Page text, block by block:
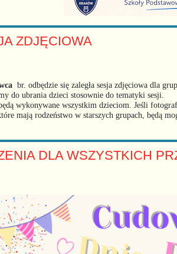
ZDJĘCIOWA
br. odbędzie się zaległa sesja zdjęciowa dla
do ubrania dzieci stosownie do tematyki sesji.
wykonywane wszystkim dzieciom. Jeśli
mają rodzeństwo w starszych grupach, będą
DLA WSZYSTKICH